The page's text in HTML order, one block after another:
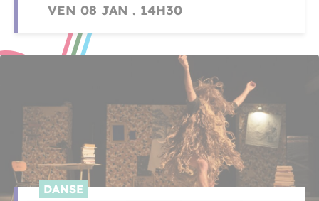
VEN 08 JAN . 14H30
DANSE